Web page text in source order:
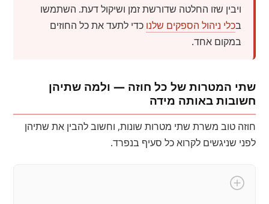
ויבין שזו החלטה שדורשת זמן ושיקול דעת. השתמשו
בכלי ניהול הספקים שלנו כדי לתעד את כל החוזים
במקום אחד.
שתי המטרות של כל חוזה — ולמה שתיהן
חשובות באותה מידה
חוזה טוב משרת שתי מטרות שונות, וחשוב להבין את שתיהן
לפני שניגשים לקרוא כל סעיף בנפרד.